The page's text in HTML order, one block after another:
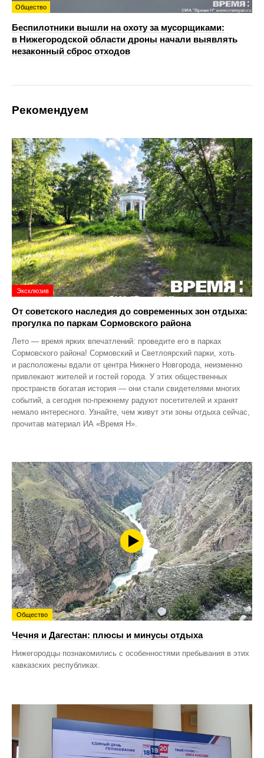
Общество
Беспилотники вышли на охоту за мусорщиками:
в Нижегородской области дроны начали выявлять
незаконный сброс отходов
Рекомендуем
Эксклюзив
От советского наследия до современных зон отдыха:
прогулка по паркам Сормовского района
Лето — время ярких впечатлений: проведите его в парках
Сормовского района! Сормовский и Светлоярский парки, хоть
и расположены вдали от центра Нижнего Новгорода, неизменно
привлекают жителей и гостей города. У этих общественных
пространств богатая история — они стали свидетелями многих
событий, а сегодня по‑прежнему радуют посетителей и хранят
немало интересного. Узнайте, чем живут эти зоны отдыха сейчас,
прочитав материал ИА «Время Н».
Общество
Чечня и Дагестан: плюсы и минусы отдыха
Нижегородцы познакомились с особенностями пребывания в этих
кавказских республиках.